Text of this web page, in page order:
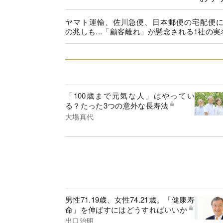
ヤマト運輸、佐川急便、日本郵便の宅配便
の兆しも...「顧客離れ」が懸念される1社の実
「100歳まで元気な人」はやってい
る？たった3つの意外な長寿法
大場真代
男性71.19歳、女性74.21歳。「健康寿
命」を伸ばすにはどうすればいいか
出口治明